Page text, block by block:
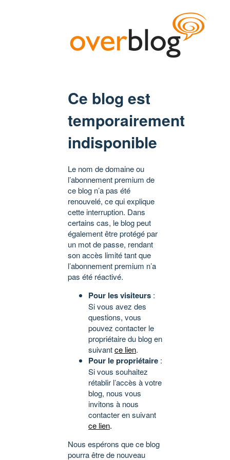
Ce blog est
temporairement
indisponible
Le nom de domaine ou
l’abonnement premium de
ce blog n’a pas été
renouvelé, ce qui explique
cette interruption. Dans
certains cas, le blog peut
également être protégé par
un mot de passe, rendant
son accès limité tant que
l’abonnement premium n’a
pas été réactivé.
Pour les visiteurs :
Si vous avez des
questions, vous
pouvez contacter le
propriétaire du blog en
suivantce lien.
Pour le propriétaire :
Si vous souhaitez
rétablir l’accès à votre
blog, nous vous
invitons à nous
contacter en suivant
ce lien.
Nous espérons que ce blog
pourra être de nouveau